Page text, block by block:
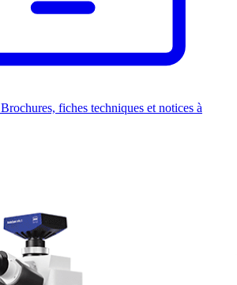
Brochures, fiches techniques et notices à